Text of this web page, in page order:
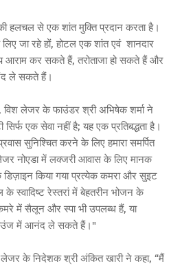
हलचल से एक शांत मुक्ति प्रदान करता है।
जा रहे हों, होटल एक शांत एवं शानदार
आराम कर सकते हैं, तरोताजा हो सकते हैं और
ले सकते हैं।
लेजर के फाउंडर श्री अभिषेक शर्मा ने
एक सेवा नहीं है; यह एक प्रतिबद्धता है।
सुनिश्चित करने के लिए हमारा समर्पित
नोएडा में लक्जरी आवास के लिए मानक
डिज़ाइन किया गया प्रत्येक कमरा और सुइट
के स्वादिष्ट रेस्तरां में बेहतरीन भोजन के
में सैलून और स्पा भी उपलब्ध हैं, या
लाउंज में आनंद ले सकते हैं।"
लेजर के निदेशक श्री अंकित खारी ने कहा, “मैं